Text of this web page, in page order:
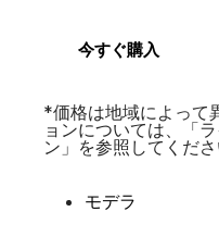
今すぐ購入
*価格は地域によって
ョンについては、「
ン」を参照してくださ
モデラ